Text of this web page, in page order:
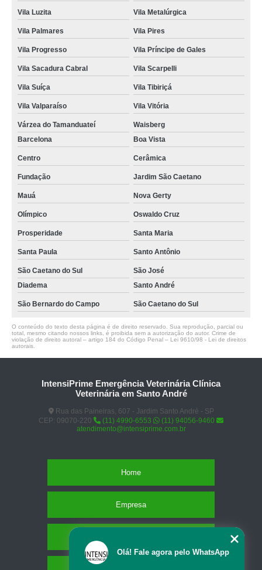
onde agendar exame de endoscopia veterinária São Bernardo do Campo
exame de ultrassom para animais Vila Gilda
exame de radiologia para animais Parque Jaçatuba
exame de sangue para cachorro Paranapiacaba
exame para animais marcar Vila Bastos
agendamento de exame de laboratório para animais São Caetano do Sul
exame de sangue para animais marcar Vila Francisco Matarazzo
exame de ultrassom para animais marcar Parque Erasmo Assunção
exame de imagem para animais Boa Vista
exame de raio x para animais Parque das Nações
exame para cachorro marcar Várzea do Tamanduateí
Campo
exame de sangue para cachorro marcar Vila Lucinda
Vila Luzita Vila Metalúrgica
Vila Palmares Vila Pires
Vila Progresso Vila Príncipe de Gales
Vila Sacadura Cabral Vila Scarpelli
Vila Suíça Vila Tibiriçá
Vila Valparaíso Vila Vitória
Várzea do Tamanduateí
Waisberg
Barcelona
Boa Vista
Centro Cerâmica
Fundação Jardim São Caetano
Mauá Nova Gerty
Olímpico Oswaldo Cruz
Prosperidade Santa Maria
Santa Paula Santo Antônio
São Caetano do Sul
São José
Diadema
Santo André
São Bernardo do Campo São Caetano do Sul
O conteúdo do texto desta página é de direito reservado. Sua reprodução, parcial ou
total, mesmo citando nossos links, é proibida sem a autorização do autor. Crime de
violação de direito autoral – artigo 184 do Código Penal – Lei 9610/98 - Lei de direitos
autorais
IntensiPrime Emergência Veterinária Clínica
Veterinária em Santo André
Rua das Paineiras, 607 - Jardim Santo André - SP
CEP: 09070-220
(11) 4990-6553
(11) 94056-9460
atendimento@intensiprime.com.br
Home
Empresa
Olá! Fale agora pelo WhatsApp